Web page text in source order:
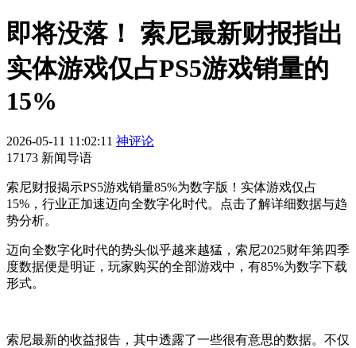
即将没落！ 索尼最新财报指出
实体游戏仅占PS5游戏销量的
15%
2026-05-11 11:02:11 神评论
17173 新闻导语
索尼财报揭示PS5游戏销量85%为数字版！实体游戏仅占
15%，行业正加速迈向全数字化时代。点击了解详细数据与趋
势分析。
迈向全数字化时代的势头似乎越来越猛，索尼2025财年第四季
度数据便是明证，玩家购买的全部游戏中，有85%为数字下载
形式。
索尼最新的收益报告，其中透露了一些很有意思的数据。不仅